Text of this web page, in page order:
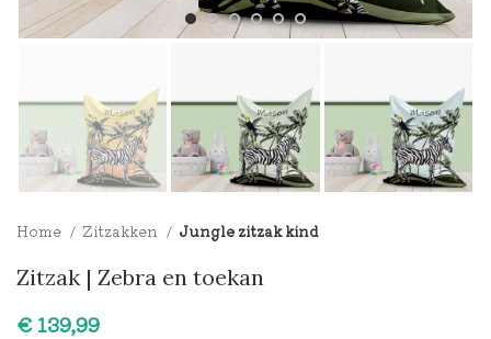
Home Zitzakken Jungle zitzak kind
Zitzak | Zebra en toekan
€